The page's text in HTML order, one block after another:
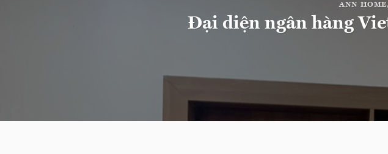
ANN HOME
Đại diện ngân hàng